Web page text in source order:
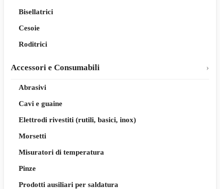
Bisellatrici
Cesoie
Roditrici
Accessori e Consumabili
Abrasivi
Cavi e guaine
Elettrodi rivestiti (rutili, basici, inox)
Morsetti
Misuratori di temperatura
Pinze
Prodotti ausiliari per saldatura